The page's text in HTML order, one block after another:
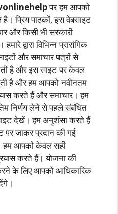
पर हम आपको
प्रिय पाठकों, इस वेबसाइट
और किसी भी सरकारी
द्वारा विभिन्न प्रासंगिक
और समाचार पत्रों से
है और इस साइट पर केवल
है और हम आपको नवीनतम
करते हैं और समाचार। हम
निर्णय लेने से पहले संबंधित
देखें। हम अनुशंसा करते हैं
जाकर प्रदान की गई
हम आपको केवल सही
करते हैं। योजना की
के लिए आपको आधिकारिक